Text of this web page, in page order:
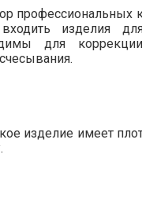
профессиональных
изделия
для
изделие имеет